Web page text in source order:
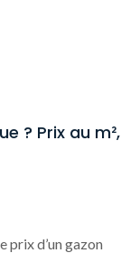
? Prix au m²,
prix d’un gazon